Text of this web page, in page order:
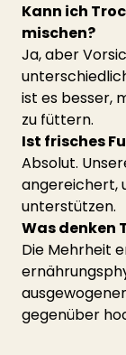
Kann ich
mischen?
Ja, aber
ist es besser,
zu füttern.
Ist frisches
Absolut.
angereichert,
unterstützen.
Was denken
Die Mehrheit
gegenüber